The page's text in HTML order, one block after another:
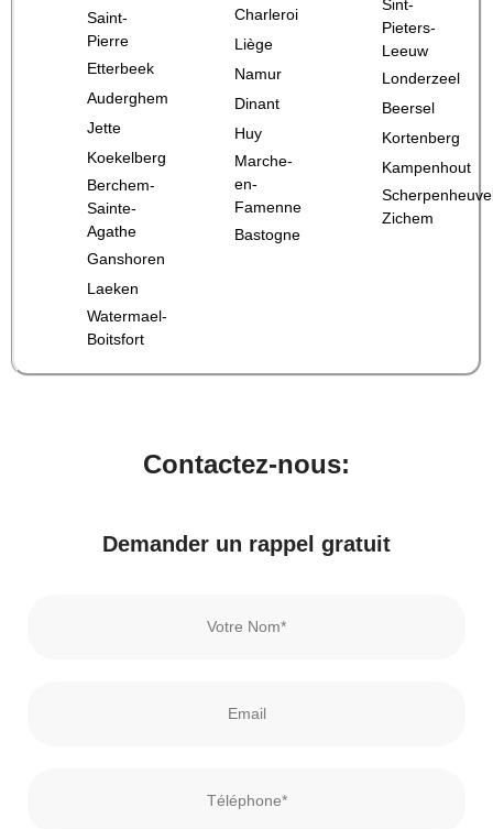
Saint-
Pierre
Etterbeek
Auderghem
Jette
Koekelberg
Berchem-
Sainte-
Agathe
Ganshoren
Laeken
Watermael-
Boitsfort
Charleroi
Liège
Namur
Dinant
Huy
Marche-
en-
Famenne
Bastogne
Sint-
Pieters-
Leeuw
Londerzeel
Beersel
Kortenberg
Kampenhout
Zichem
Contactez-nous:
Demander un rappel gratuit